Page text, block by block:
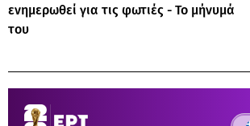
ενημερωθεί για τις φωτιές - Το μήνυμά
του